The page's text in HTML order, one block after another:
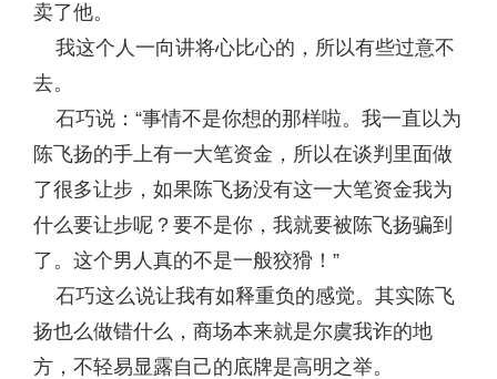
卖了他。
我这个人一向讲将心比心的，所以有些过意不
去。
石巧说：“事情不是你想的那样啦。我一直以为
陈飞扬的手上有一大笔资金，所以在谈判里面做
了很多让步，如果陈飞扬没有这一大笔资金我为
什么要让步呢？要不是你，我就要被陈飞扬骗到
了。这个男人真的不是一般狡猾！”
石巧这么说让我有如释重负的感觉。其实陈飞
扬也么做错什么，商场本来就是尔虞我诈的地
方，不轻易显露自己的底牌是高明之举。